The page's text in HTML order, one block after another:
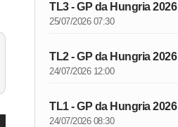
TL3 - GP da Hungria 2026
25/07/2026 07:30
TL2 - GP da Hungria 2026
24/07/2026 12:00
TL1 - GP da Hungria 2026
24/07/2026 08:30